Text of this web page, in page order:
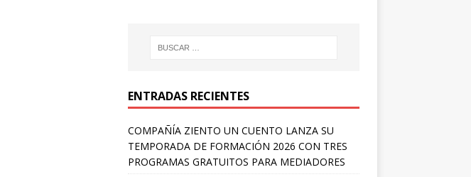
ENTRADAS RECIENTES
COMPAÑÍA ZIENTO UN CUENTO LANZA SU
TEMPORADA DE FORMACIÓN 2026 CON TRES
PROGRAMAS GRATUITOS PARA MEDIADORES